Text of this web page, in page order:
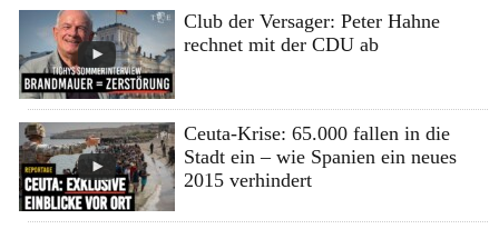
Club der Versager: Peter Hahne
rechnet mit der CDU ab
Ceuta-Krise: 65.000 fallen in die
Stadt ein – wie Spanien ein neues
2015 verhindert